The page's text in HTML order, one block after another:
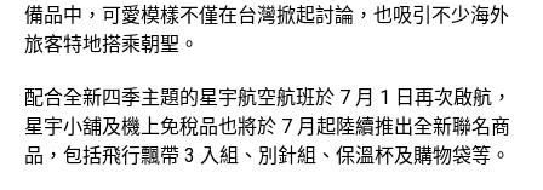
備品中，可愛模樣不僅在台灣掀起討論，也吸引不少海外
旅客特地搭乘朝聖。
配合全新四季主題的星宇航空航班於 7 月 1 日再次啟航，
星宇小舖及機上免稅品也將於 7 月起陸續推出全新聯名商
品，包括飛行飄帶 3 入組、別針組、保溫杯及購物袋等。